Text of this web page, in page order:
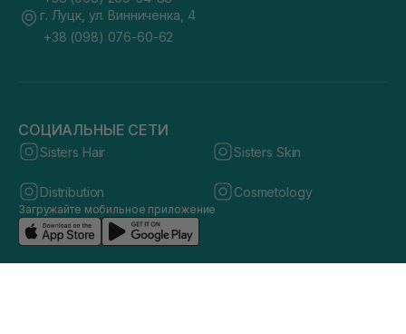
г. Луцк, ул. Винниченка, 4
+38 (098) 076-60-62
СОЦИАЛЬНЫЕ СЕТИ
Sisters Hair Sisters Skin
Distribution Cosmetology
Загружайте мобильное приложение